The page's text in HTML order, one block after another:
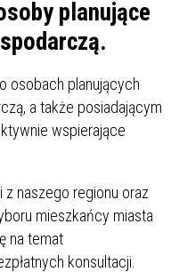
planujące
osobach planujących
a także posiadającym
wspierające
z naszego regionu oraz
mieszkańcy miasta
na temat
konsultacji.